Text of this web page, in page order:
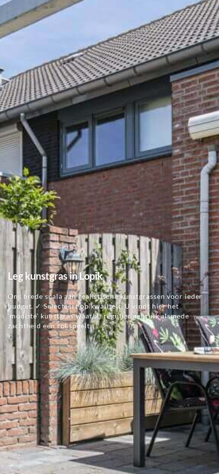
Leg kunstgras in Lopik
Ons brede scala aan realistische kunstgrassen voor ieder
budget. ✓ Selecteert op kwaliteit. U vindt hier het
'mooiste' kunstgras waarbij regulier gebruik alsmede
zachtheid een rol speelt.